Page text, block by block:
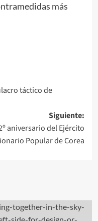
más
táctico de
Siguiente:
aniversario del Ejército
Popular de Corea